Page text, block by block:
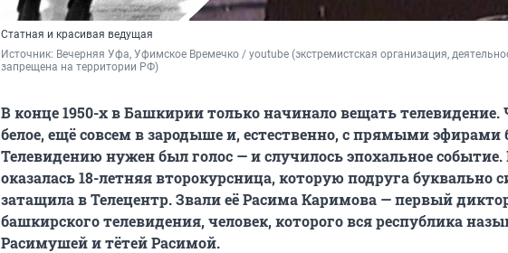
Статная и красивая ведущая
Источник: Вечерняя Уфа, Уфимское Времечко / youtube (экстремистская организация,
запрещена на территории РФ)
В конце 1950-х в Башкирии только начинало вещать телевидение.
белое, ещё совсем в зародыше и, естественно, с прямыми эфирами
Телевидению нужен был голос — и случилось эпохальное
оказалась 18-летняя второкурсница, которую подруга буквально
затащила в Телецентр. Звали её Расима Каримова — первый
башкирского телевидения, человек, которого вся республика
Расимушей и тётей Расимой.